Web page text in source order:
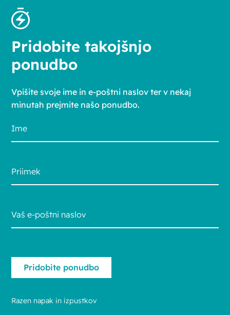
Pridobite takojšnjo
ponudbo
Vpišite svoje ime in e-poštni naslov ter v nekaj
minutah prejmite našo ponudbo.
Razen napak in izpustkov